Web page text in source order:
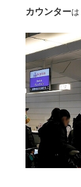
カウンターは